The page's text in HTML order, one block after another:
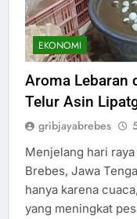
EKONOMI
Aroma Lebaran
Telur Asin
gribjayabrebes
Menjelang hari
Brebes, Jawa
hanya karena
yang meningkat